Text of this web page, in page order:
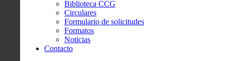
Biblioteca CCG
Circulares
Formulario de solicitudes
Formatos
Noticias
Contacto